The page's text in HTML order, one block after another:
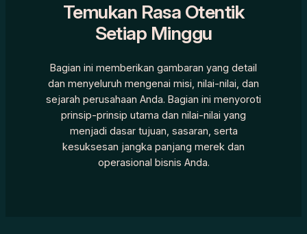
Temukan Rasa Otentik
Setiap Minggu
Bagian ini memberikan gambaran yang detail
dan menyeluruh mengenai misi, nilai-nilai, dan
sejarah perusahaan Anda. Bagian ini menyoroti
prinsip-prinsip utama dan nilai-nilai yang
menjadi dasar tujuan, sasaran, serta
kesuksesan jangka panjang merek dan
operasional bisnis Anda.